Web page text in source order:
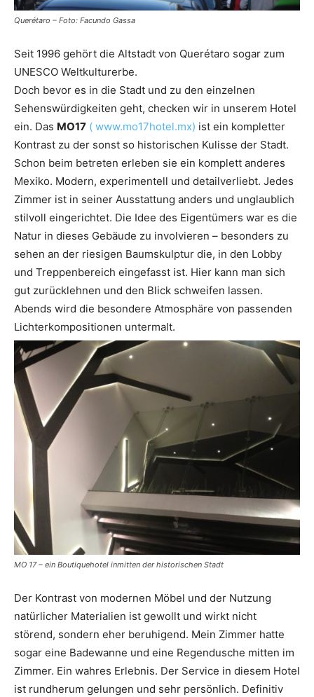
Querétaro – Foto: Facundo Gassa
Seit 1996 gehört die Altstadt von Querétaro sogar zum
UNESCO Weltkulturerbe.
Doch bevor es in die Stadt und zu den einzelnen
Sehenswürdigkeiten geht, checken wir in unserem Hotel
ein. Das MO17 ( www.mo17hotel.mx) ist ein kompletter
Kontrast zu der sonst so historischen Kulisse der Stadt.
Schon beim betreten erleben sie ein komplett anderes
Mexiko. Modern, experimentell und detailverliebt. Jedes
Zimmer ist in seiner Ausstattung anders und unglaublich
stilvoll eingerichtet. Die Idee des Eigentümers war es die
Natur in dieses Gebäude zu involvieren – besonders zu
sehen an der riesigen Baumskulptur die, in den Lobby
und Treppenbereich eingefasst ist. Hier kann man sich
gut zurücklehnen und den Blick schweifen lassen.
Abends wird die besondere Atmosphäre von passenden
Lichterkompositionen untermalt.
MO 17 – ein Boutiquehotel inmitten der historischen Stadt
Der Kontrast von modernen Möbel und der Nutzung
natürlicher Materialien ist gewollt und wirkt nicht
störend, sondern eher beruhigend. Mein Zimmer hatte
sogar eine Badewanne und eine Regendusche mitten im
Zimmer. Ein wahres Erlebnis. Der Service in diesem Hotel
ist rundherum gelungen und sehr persönlich. Definitiv